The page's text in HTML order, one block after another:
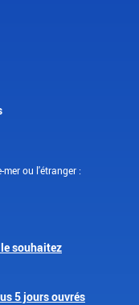
mer ou l'étranger :
souhaitez
5 jours ouvrés